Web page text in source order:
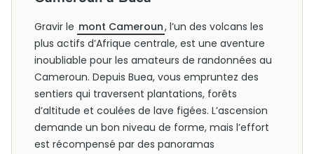
Gravir le mont Cameroun, l’un des volcans les
plus actifs d’Afrique centrale, est une aventure
inoubliable pour les amateurs de randonnées au
Cameroun. Depuis Buea, vous empruntez des
sentiers qui traversent plantations, forêts
d’altitude et coulées de lave figées. L’ascension
demande un bon niveau de forme, mais l’effort
est récompensé par des panoramas